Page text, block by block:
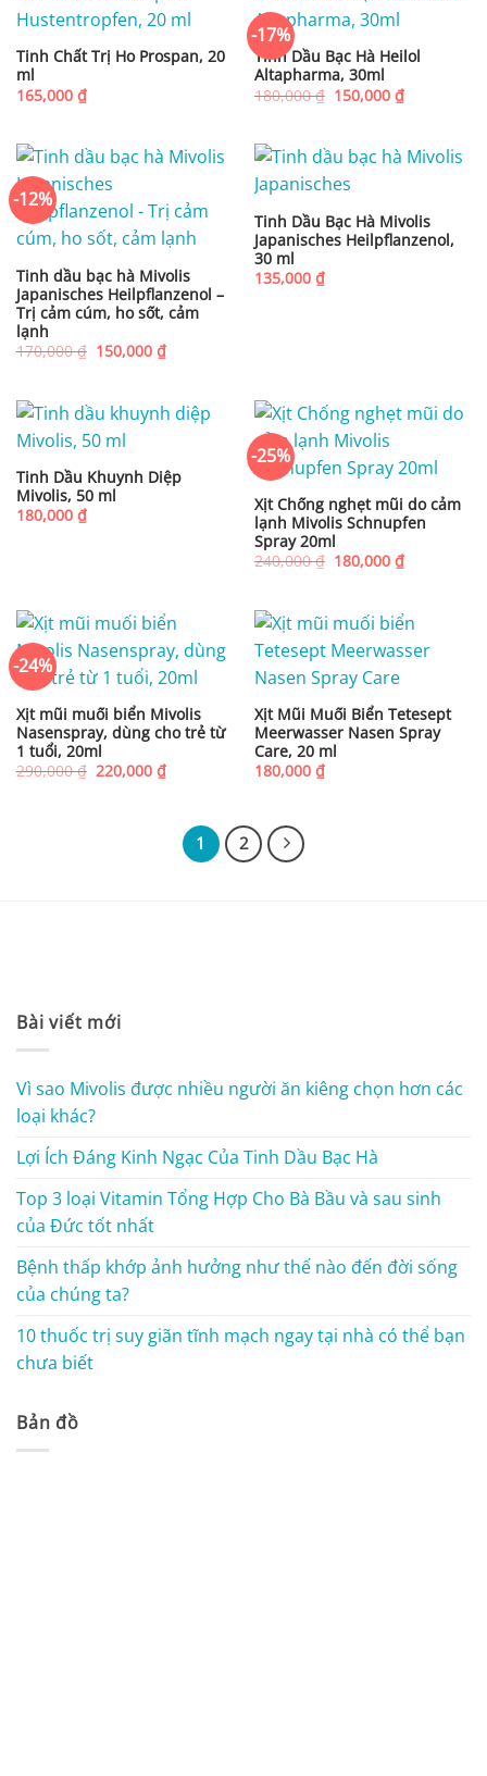
Tinh Chất Trị Ho Prospan, 20
ml
165,000 ₫
-17%
Tinh Dầu Bạc Hà Heilol
Altapharma, 30ml
180,000₫ Giá
gốc
150,000 ₫Giá
hiện
150,000 ₫.
-12%
Tinh dầu bạc hà Mivolis
Japanisches Heilpflanzenol –
Trị cảm cúm, ho sốt, cảm
lạnh
170,000₫ Giá
gốc
150,000 ₫Giá
hiện
150,000 ₫.
Tinh Dầu Bạc Hà Mivolis
Japanisches Heilpflanzenol,
30 ml
135,000 ₫
Tinh Dầu Khuynh Diệp
Mivolis, 50 ml
180,000 ₫
-25%
Xịt Chống nghẹt mũi do cảm
lạnh Mivolis Schnupfen
Spray 20ml
240,000₫ Giá
gốc
180,000 ₫Giá
hiện
180,000 ₫.
-24%
Xịt mũi muối biển Mivolis
Nasenspray, dùng cho trẻ từ
1 tuổi, 20ml
290,000₫ Giá
220,000 ₫Giá
hiện
220,000 ₫.
Xịt Mũi Muối Biển Tetesept
Meerwasser Nasen Spray
Care, 20 ml
180,000 ₫
1 2
Bài viết mới
Vì sao Mivolis được nhiều người ăn kiêng chọn hơn các
loại khác?
Lợi Ích Đáng Kinh Ngạc Của Tinh Dầu Bạc Hà
Top 3 loại Vitamin Tổng Hợp Cho Bà Bầu và sau sinh
của Đức tốt nhất
Bệnh thấp khớp ảnh hưởng như thế nào đến đời sống
của chúng ta?
10 thuốc trị suy giãn tĩnh mạch ngay tại nhà có thể bạn
chưa biết
Bản đồ